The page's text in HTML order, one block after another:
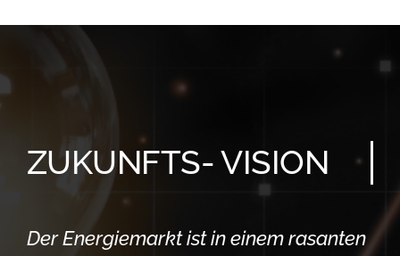
ZUKUNFTS- VISION
Der Energiemarkt ist in einem rasanten